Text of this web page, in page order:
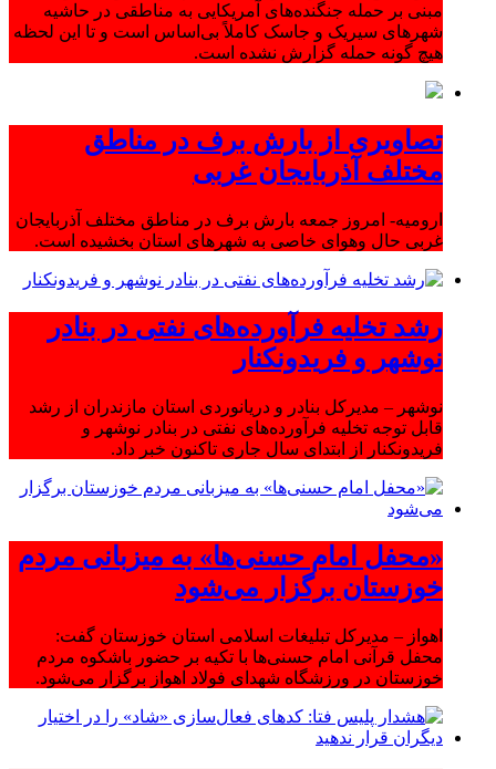
مبنی بر حمله جنگنده‌های آمریکایی به مناطقی در حاشیه
شهرهای سیریک و جاسک کاملاً بی‌اساس است و تا این لحظه
هیچ گونه حمله گزارش نشده است.
تصاویری از بارش برف در مناطق
مختلف آذربایجان غربی
ارومیه- امروز جمعه بارش برف در مناطق مختلف آذربایجان
غربی حال وهوای خاصی به شهرهای استان بخشیده است.
رشد تخلیه فرآورده‌های نفتی در بنادر
نوشهر و فریدونکنار
نوشهر – مدیرکل بنادر و دریانوردی استان مازندران از رشد
قابل توجه تخلیه فرآورده‌های نفتی در بنادر نوشهر و
فریدونکنار از ابتدای سال جاری تاکنون خبر داد.
«محفل امام حسنی‌ها» به میزبانی مردم
خوزستان برگزار می‌شود
اهواز – مدیرکل تبلیغات اسلامی استان خوزستان گفت:
محفل قرآنی امام حسنی‌ها با تکیه بر حضور باشکوه مردم
خوزستان در ورزشگاه شهدای فولاد اهواز برگزار می‌شود.